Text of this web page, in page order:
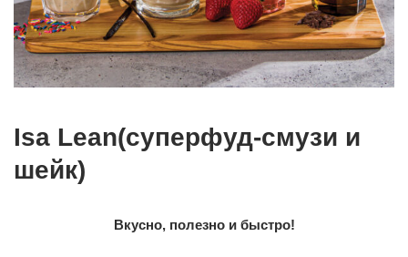
Isa Lean(суперфуд-смузи и
шейк)
Вкусно, полезно и быстро!